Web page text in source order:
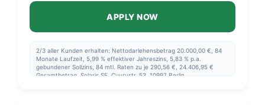
APPLY NOW
2/3 aller Kunden erhalten: Nettodarlehensbetrag 20.000,00 €, 84
Monate Laufzeit, 5,99 % effektiver Jahreszins, 5,83 % p.a.
gebundener Sollzins, 84 mtl. Raten zu je 290,56 €, 24.406,95 €
Gesamtbetrag, Solaris SE, Cuvrystr. 53, 10997 Berlin